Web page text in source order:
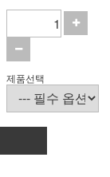
제품선택